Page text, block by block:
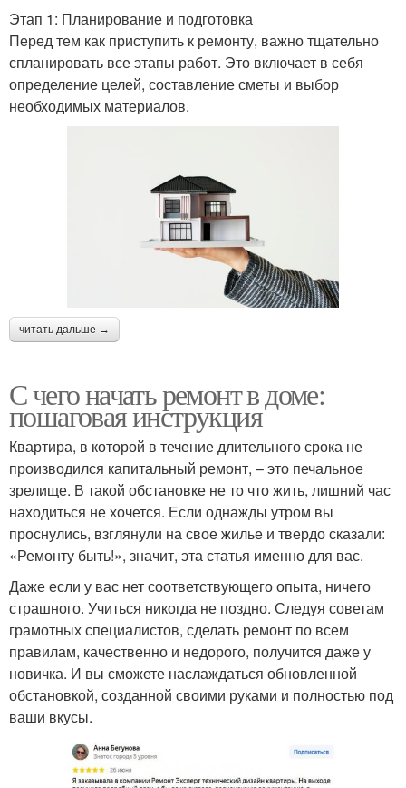
Этап 1: Планирование и подготовка
Перед тем как приступить к ремонту, важно тщательно
спланировать все этапы работ. Это включает в себя
определение целей, составление сметы и выбор
необходимых материалов.
читать дальше →
С чего начать ремонт в доме:
пошаговая инструкция
Квартира, в которой в течение длительного срока не
производился капитальный ремонт, – это печальное
зрелище. В такой обстановке не то что жить, лишний час
находиться не хочется. Если однажды утром вы
проснулись, взглянули на свое жилье и твердо сказали:
«Ремонту быть!», значит, эта статья именно для вас.
Даже если у вас нет соответствующего опыта, ничего
страшного. Учиться никогда не поздно. Следуя советам
грамотных специалистов, сделать ремонт по всем
правилам, качественно и недорого, получится даже у
новичка. И вы сможете наслаждаться обновленной
обстановкой, созданной своими руками и полностью под
ваши вкусы.